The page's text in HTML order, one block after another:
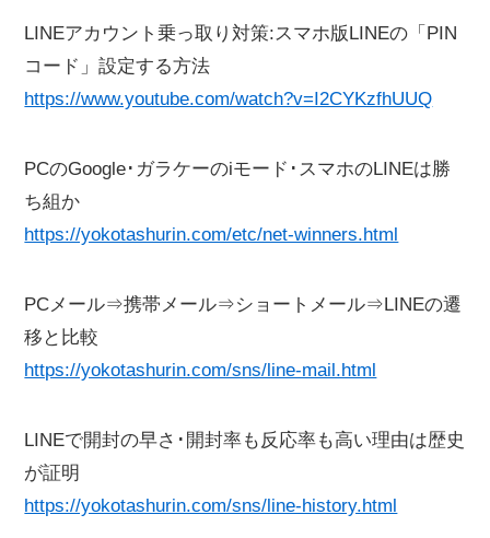
LINEアカウント乗っ取り対策:スマホ版LINEの「PIN
コード」設定する方法
https://www.youtube.com/watch?v=I2CYKzfhUUQ
PCのGoogle･ガラケーのiモード･スマホのLINEは勝
ち組か
https://yokotashurin.com/etc/net-winners.html
PCメール⇒携帯メール⇒ショートメール⇒LINEの遷
移と比較
https://yokotashurin.com/sns/line-mail.html
LINEで開封の早さ･開封率も反応率も高い理由は歴史
が証明
https://yokotashurin.com/sns/line-history.html